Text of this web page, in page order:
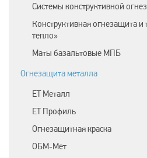
Системы конструктивной
Конструктивная огнезащита
тепло»
Маты базальтовые МПБ
Огнезащита металла
ЕТ Металл
ET Профиль
Огнезащитная краска
ОБМ-Мет